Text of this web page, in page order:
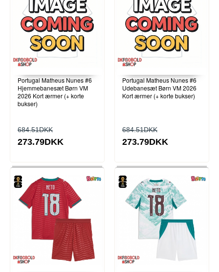
Portugal Matheus Nunes #6
Hjemmebanesæt Børn VM
2026 Kort ærmer (+ korte
bukser)
684.51DKK
273.79DKK
Portugal Matheus Nunes #6
Udebanesæt Børn VM 2026
Kort ærmer (+ korte bukser)
684.51DKK
273.79DKK